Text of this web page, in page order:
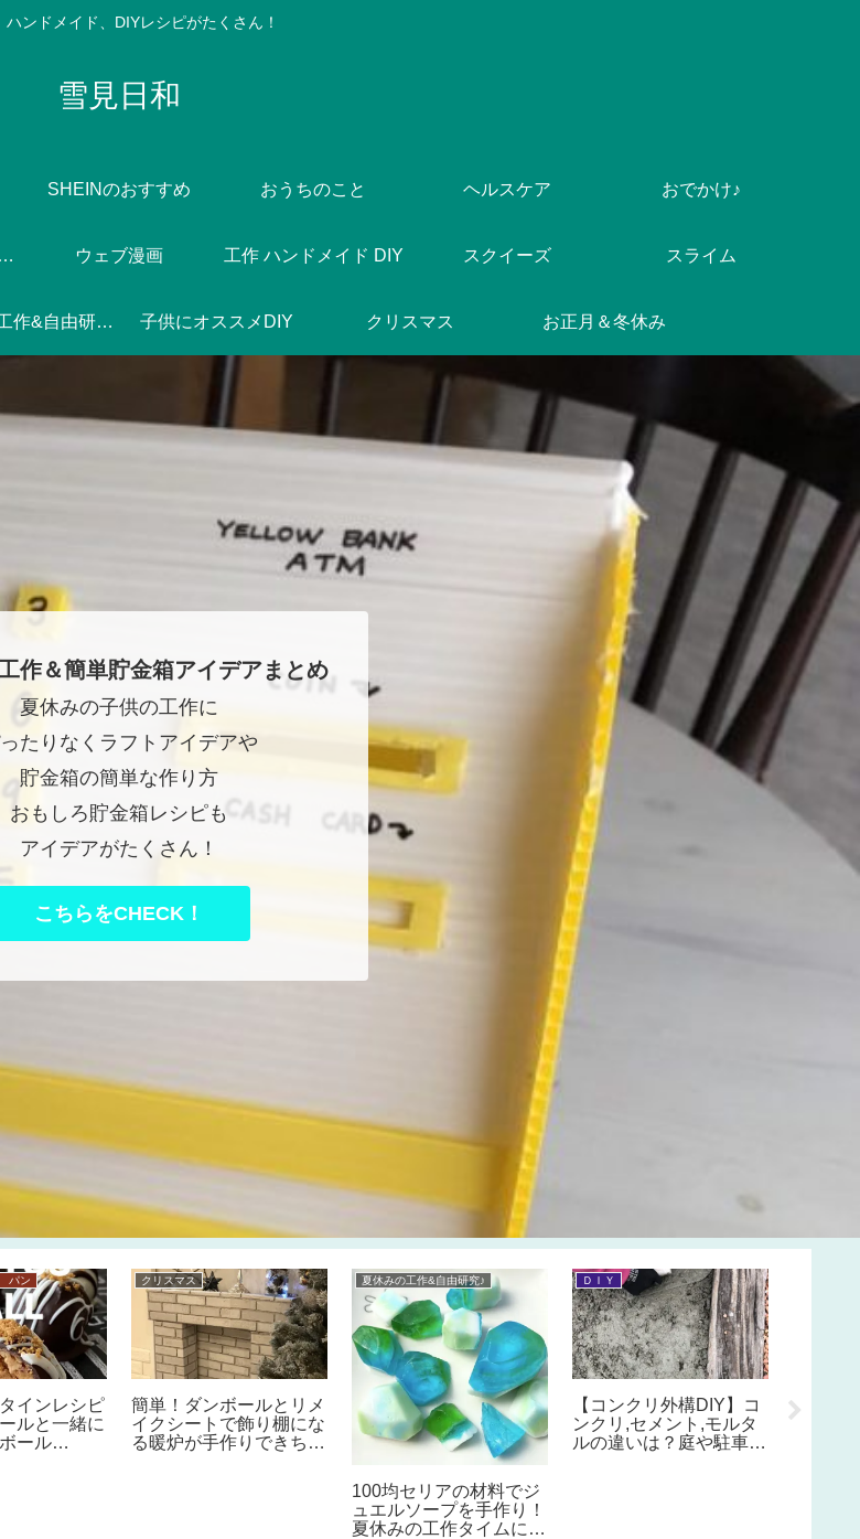
ハンドメイド、DIYレシピがたくさん！
雪見日和
SHEINのおすすめ おうちのこと ヘルスケア おでかけ♪
Dlife♪マーサの楽しい焼き菓子づくり ウェブ漫画 工作 ハンドメイド DIY スクイーズ スライム
夏休みの工作&自由研究♪ 子供にオススメDIY クリスマス お正月＆冬休み
作＆簡単貯金箱アイデアまとめ
夏休みの子供の工作に
たりなくラフトアイデアや
貯金箱の簡単な作り方
おもしろ貯金箱レシピも
アイデアがたくさん！
こちらをCHECK！
パン
インレシピ
ルと一緒に
ール
クリスマス
簡単！ダンボールとリメ
イクシートで飾り棚にな
る暖炉が手作りできちゃ
夏休みの工作&自由研究♪
100均セリアの材料でジ
ュエルソープを手作り！
夏休みの工作タイムに子
ＤＩＹ
【コンクリ外構DIY】コ
ンクリ,セメント,モルタ
ルの違いは？庭や駐車場
単♪